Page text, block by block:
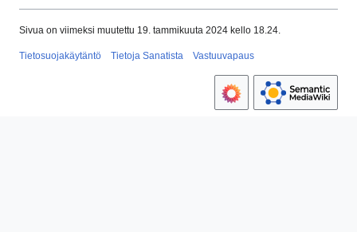
Sivua on viimeksi muutettu 19. tammikuuta 2024 kello 18.24.
Tietosuojakäytäntö Tietoja Sanatista Vastuuvapaus